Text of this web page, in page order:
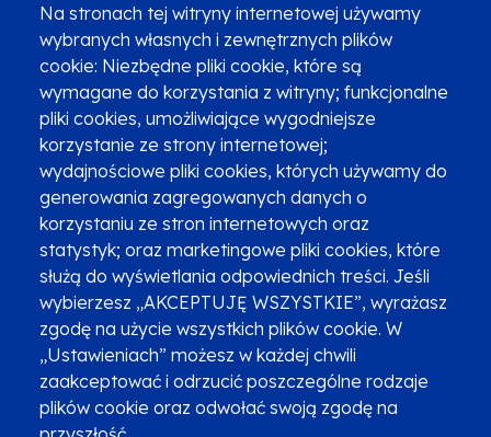
Na stronach tej witryny internetowej używamy
wybranych własnych i zewnętrznych plików
cookie: Niezbędne pliki cookie, które są
wymagane do korzystania z witryny; funkcjonalne
pliki cookies, umożliwiające wygodniejsze
korzystanie ze strony internetowej;
wydajnościowe pliki cookies, których używamy do
generowania zagregowanych danych o
korzystaniu ze stron internetowych oraz
statystyk; oraz marketingowe pliki cookies, które
służą do wyświetlania odpowiednich treści. Jeśli
wybierzesz „AKCEPTUJĘ WSZYSTKIE”, wyrażasz
zgodę na użycie wszystkich plików cookie. W
„Ustawieniach” możesz w każdej chwili
zaakceptować i odrzucić poszczególne rodzaje
plików cookie oraz odwołać swoją zgodę na
Zgłoszenia podejrzenia niezgodności z KPP i KPON
Newsletter
Fundusze SMS-em
Najczęściej zadawane pytania
Promocja projektu
Zobacz inne programy
Poznaj Fundusze 2014-2020
Deklaracja dostępności
Polityka prywatności
Przetwarzanie danych osobowych
Zgłoś błąd Mapa strony